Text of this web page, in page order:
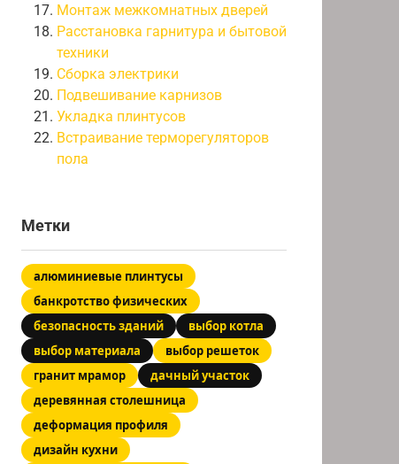
Монтаж межкомнатных дверей
Расстановка гарнитура и бытовой
техники
Сборка электрики
Подвешивание карнизов
Укладка плинтусов
Встраивание терморегуляторов
пола
Метки
алюминиевые плинтусы
банкротство физических
безопасность зданий
выбор котла
выбор материала
выбор решеток
гранит мрамор
дачный участок
деревянная столешница
деформация профиля
дизайн кухни